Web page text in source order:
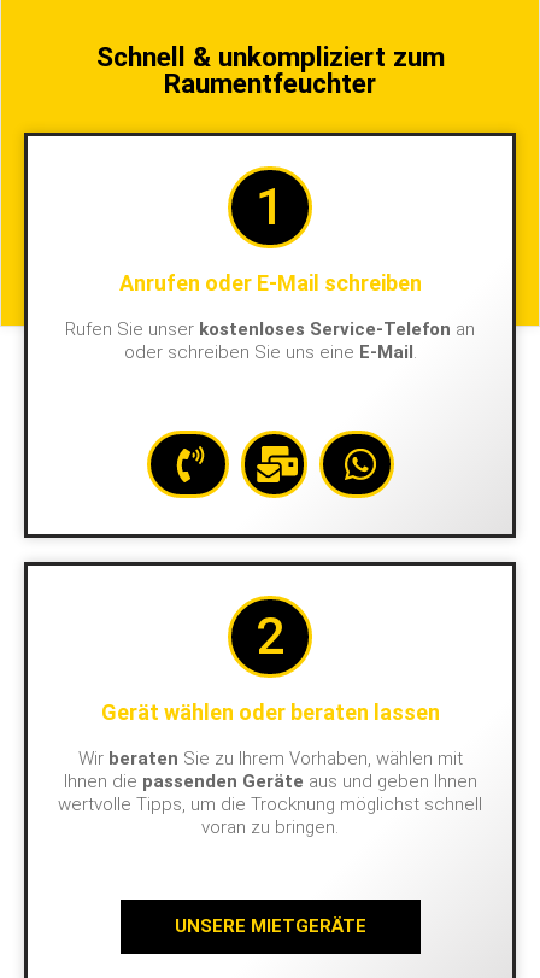
Schnell & unkompliziert zum
Raumentfeuchter
1
Anrufen oder E-Mail schreiben
Rufen Sie unser kostenloses Service-Telefon an
oder schreiben Sie uns eine E-Mail.
2
Gerät wählen oder beraten lassen
Wir beraten Sie zu Ihrem Vorhaben, wählen mit
Ihnen die passenden Geräte aus und geben Ihnen
wertvolle Tipps, um die Trocknung möglichst schnell
voran zu bringen.
UNSERE MIETGERÄTE